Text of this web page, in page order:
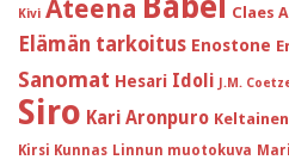
Kivi Ateena Claes
Elämän tarkoitus Enostone
Sanomat Hesari Idoli J.M.
Siro Kari Aronpuro
Kirsi Kunnas Linnun muotokuva